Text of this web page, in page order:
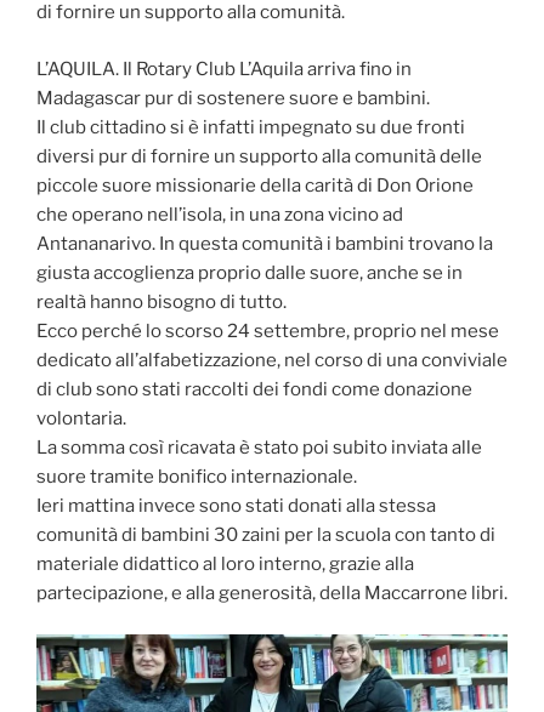
di fornire un supporto alla comunità.
L’AQUILA. Il Rotary Club L’Aquila arriva fino in
Madagascar pur di sostenere suore e bambini.
Il club cittadino si è infatti impegnato su due fronti
diversi pur di fornire un supporto alla comunità delle
piccole suore missionarie della carità di Don Orione
che operano nell’isola, in una zona vicino ad
Antananarivo. In questa comunità i bambini trovano la
giusta accoglienza proprio dalle suore, anche se in
realtà hanno bisogno di tutto.
Ecco perché lo scorso 24 settembre, proprio nel mese
dedicato all’alfabetizzazione, nel corso di una conviviale
di club sono stati raccolti dei fondi come donazione
volontaria.
La somma così ricavata è stato poi subito inviata alle
suore tramite bonifico internazionale.
Ieri mattina invece sono stati donati alla stessa
comunità di bambini 30 zaini per la scuola con tanto di
materiale didattico al loro interno, grazie alla
partecipazione, e alla generosità, della Maccarrone libri.